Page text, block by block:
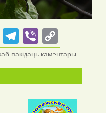
Odnoklassniki
Telegram
Viber
Link
пакідаць каментары.